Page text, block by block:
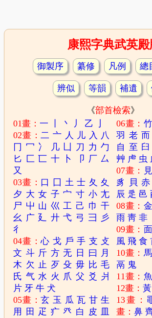
康熙字典武英殿
御製序 纂修 凡例 總
辨似 等韻 補遺
《部首檢索》
01畫：一 丶 丿 乙
02畫：二 亠 人 儿 入 八
冂 冖 冫 几 凵 刀 力 勹
匕 匚 匸 十 卜 卩 厂 厶
又
03畫： 口 囗 土 士 夂 夊
夕 大 女 子 宀 寸 小 尢
尸 屮 山 巛 工 己 巾 干
幺 广 廴 廾 弋 弓 彐
彡
彳
04畫：心 戈 戶 手 支 攴
文 斗 斤 方 无 日 曰 月
木 欠 止 歹 殳 毋 比 毛
氏 气 水 火 爪 父 爻 爿
片 牙 牛 犬
05畫：玄 玉 瓜 瓦 甘 生
用
田 疋 疒 癶 白 皮
06畫：竹
羽 老 而
自 至 臼
艸 虍 虫
07畫： 見
豸
貝 赤
辰 辵 邑
08畫：金
雨 靑 非
09畫： 面
風 飛 食
10畫：馬
鬲 鬼
11畫：魚
12畫：黃
13畫：
畫：鼻